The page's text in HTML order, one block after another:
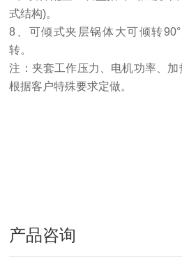
式结构)。
8、可倾式夹层锅体大可倾转
转。
注：夹套工作压力、电机功率、
根据客户特殊要求定做。
产品咨询